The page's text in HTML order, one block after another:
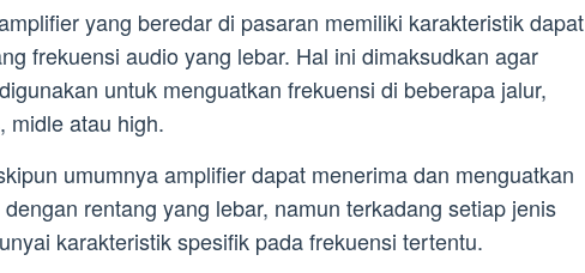
yang beredar di pasaran memiliki karakteristik dapat
frekuensi audio yang lebar. Hal ini dimaksudkan agar
untuk menguatkan frekuensi di beberapa jalur,
midle atau high.
umumnya amplifier dapat menerima dan menguatkan
rentang yang lebar, namun terkadang setiap jenis
karakteristik spesifik pada frekuensi tertentu.